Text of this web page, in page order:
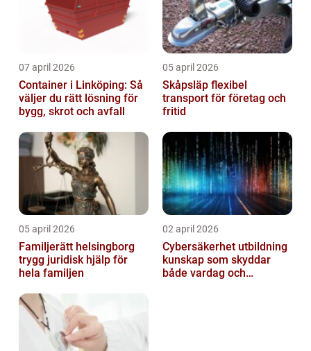
07 april 2026
Container i Linköping: Så
väljer du rätt lösning för
bygg, skrot och avfall
05 april 2026
Skåpsläp flexibel
transport för företag och
fritid
05 april 2026
Familjerätt helsingborg
trygg juridisk hjälp för
hela familjen
02 april 2026
Cybersäkerhet utbildning
kunskap som skyddar
både vardag och